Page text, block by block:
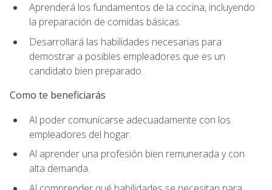
Aprenderá los fundamentos de la cocina, incluyendo
la preparación de comidas básicas.
Desarrollará las habilidades necesarias para
demostrar a posibles empleadores que es un
candidato bien preparado.
Como te beneficiarás
Al poder comunicarse adecuadamente con los
empleadores del hogar.
Al aprender una profesión bien remunerada y con
alta demanda.